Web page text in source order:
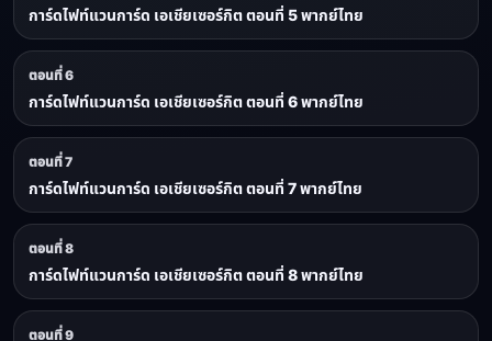
การ์ดไฟท์แวนการ์ด เอเชียเซอร์กิต ตอนที่ 5 พากย์ไทย
ตอนที่ 6
การ์ดไฟท์แวนการ์ด เอเชียเซอร์กิต ตอนที่ 6 พากย์ไทย
ตอนที่ 7
การ์ดไฟท์แวนการ์ด เอเชียเซอร์กิต ตอนที่ 7 พากย์ไทย
ตอนที่ 8
การ์ดไฟท์แวนการ์ด เอเชียเซอร์กิต ตอนที่ 8 พากย์ไทย
ตอนที่ 9